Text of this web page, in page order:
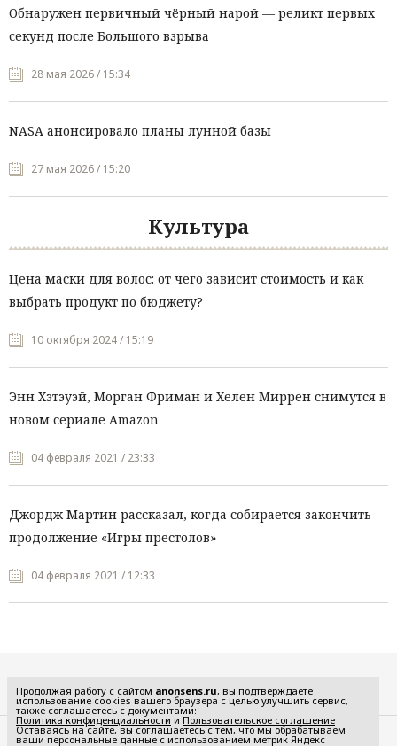
Обнаружен первичный чёрный нарой — реликт первых
секунд после Большого взрыва
28 мая 2026 / 15:34
NASA анонсировало планы лунной базы
27 мая 2026 / 15:20
Культура
Цена маски для волос: от чего зависит стоимость и как
выбрать продукт по бюджету?
10 октября 2024 / 15:19
Энн Хэтэуэй, Морган Фриман и Хелен Миррен снимутся в
новом сериале Amazon
04 февраля 2021 / 23:33
Джордж Мартин рассказал, когда собирается закончить
продолжение «Игры престолов»
04 февраля 2021 / 12:33
Редакция Реклама
Продолжая работу с сайтом anonsens.ru, вы подтверждаете
использование cookies вашего браузера с целью улучшить сервис,
также соглашаетесь с документами:
Политика конфиденциальности и Пользовательское соглашение
Оставаясь на сайте, вы соглашаетесь с тем, что мы обрабатываем
ваши персональные данные с использованием метрик Яндекс